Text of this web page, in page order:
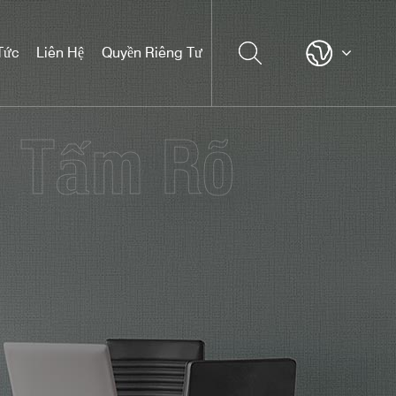
Liên Hệ Quyền Riêng Tư